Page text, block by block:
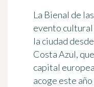
La Bienal de
evento
la ciudad
Costa Azul,
capital
acoge este